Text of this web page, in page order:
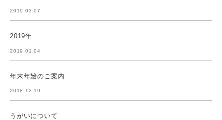
2019.03.07
2019年
2019.01.04
年末年始のご案内
2018.12.19
うがいについて